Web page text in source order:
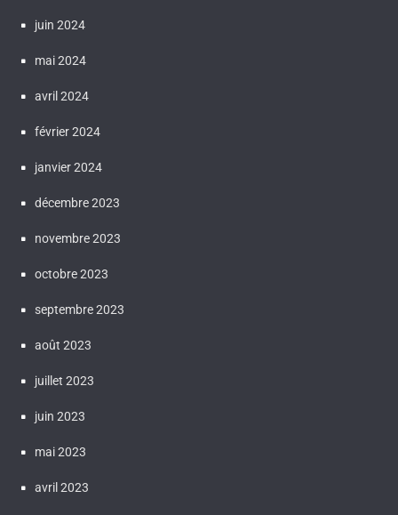
juin 2024
mai 2024
avril 2024
février 2024
janvier 2024
décembre 2023
novembre 2023
octobre 2023
septembre 2023
août 2023
juillet 2023
juin 2023
mai 2023
avril 2023